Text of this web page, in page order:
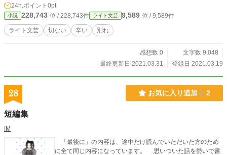
24h.ポイント 0pt
小説 228,743 位 / 228,743件 ライト文芸 9,589 位 / 9,589件
ライト文芸 切ない 辛い 別れ
感想数 0
文字数 9,048
最終更新日 2021.03.31
登録日 2021.03.19
28 お気に入り追加 2
短編集
IM
「最後に」の内容は、途中だけ読んでいただいた方のため
に全て同じ内容になっています。 思いついた話を勢いで書